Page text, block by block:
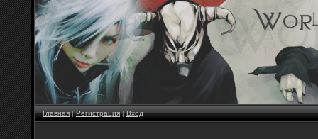
Главная|Регистрация|Вход